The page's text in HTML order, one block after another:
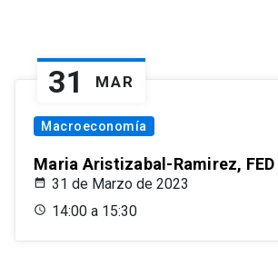
31 MAR
Macroeconomía
Maria Aristizabal-Ramirez, FED
31 de Marzo de 2023
14:00 a 15:30